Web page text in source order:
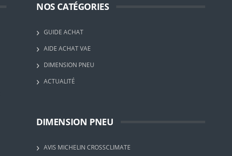
NOS CATÉGORIES
GUIDE ACHAT
AIDE ACHAT VAE
DIMENSION PNEU
ACTUALITÉ
DIMENSION PNEU
AVIS MICHELIN CROSSCLIMATE